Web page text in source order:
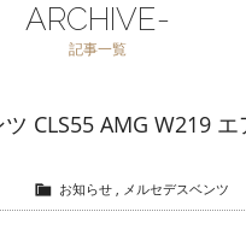
ARCHIVE-
記事一覧
CLS55 AMG W219
お知らせ, メルセデスベンツ